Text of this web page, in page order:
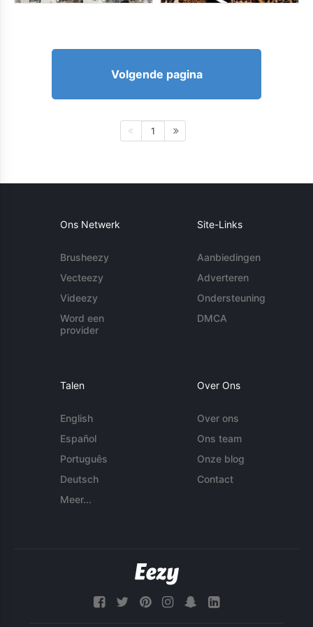
Volgende pagina
1
Ons Netwerk
Brusheezy
Vecteezy
Videezy
Word een
provider
Site-Links
Aanbiedingen
Adverteren
Ondersteuning
DMCA
Talen
English
Español
Português
Deutsch
Meer...
Over Ons
Over ons
Ons team
Onze blog
Contact